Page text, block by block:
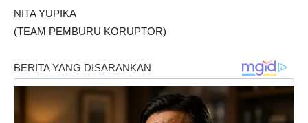
NITA YUPIKA
(TEAM PEMBURU KORUPTOR)